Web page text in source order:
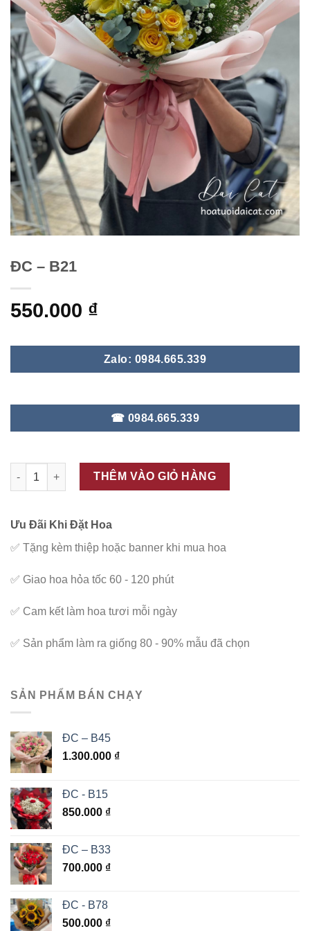
ĐC – B21
550.000 ₫
Zalo: 0984.665.339
☎ 0984.665.339
ĐC – B21 số lượng
THÊM VÀO GIỎ HÀNG
Ưu Đãi Khi Đặt Hoa
✅ Tặng kèm thiệp hoặc banner khi mua hoa
✅ Giao hoa hỏa tốc 60 - 120 phút
✅ Cam kết làm hoa tươi mỗi ngày
✅ Sản phẩm làm ra giống 80 - 90% mẫu đã chọn
SẢN PHẨM BÁN CHẠY
ĐC – B45
1.300.000 ₫
ĐC - B15
850.000 ₫
ĐC – B33
700.000 ₫
ĐC - B78
500.000 ₫